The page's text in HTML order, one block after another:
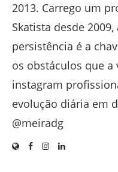
2013. Carrego um
Skatista desde
persistência é a
os obstáculos que a
instagram
evolução diária em
@meiradg